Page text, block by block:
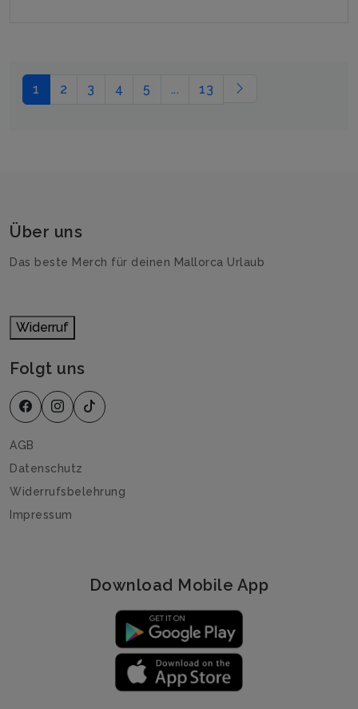
1 2 3 4 5 ... 13
Über uns
Das beste Merch für deinen Mallorca Urlaub
Widerruf
Folgt uns
AGB
Datenschutz
Widerrufsbelehrung
Impressum
Download Mobile App